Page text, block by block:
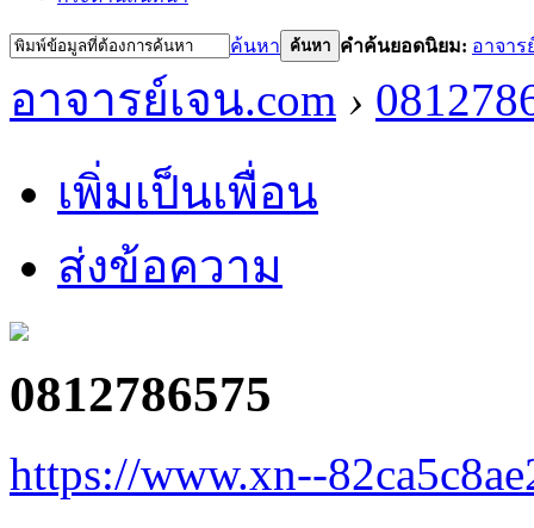
ค้นหา ค้นหา คำค้นยอดนิยม: อาจาร
อาจารย์เจน.com ›
เพิ่มเป็นเพื่อน
ส่งข้อความ
0812786575
https://www.xn--